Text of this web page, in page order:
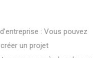
: Vous pouvez
un projet